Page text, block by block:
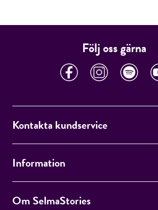
Jag accepterar villkoren.
ÅNGRA OCH STÄNG
Följ oss gärna
Kontakta kundservice
Information
Om SelmaStories